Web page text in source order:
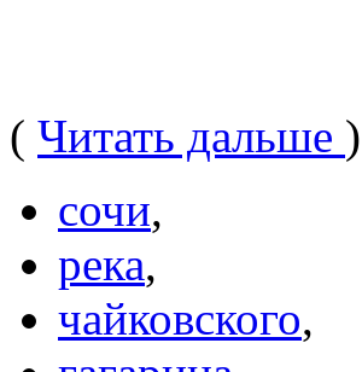
( Читать дальше )
сочи,
река,
чайковского,